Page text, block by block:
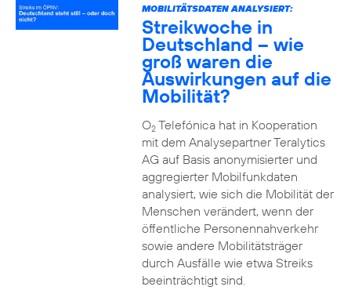
MOBILITÄTSDATEN ANALYSIERT:
Streikwoche in
Deutschland – wie
groß waren die
Auswirkungen auf die
Mobilität?
O2Telefónica hat in Kooperation
mit dem Analysepartner Teralytics
AG auf Basis anonymisierter und
aggregierter Mobilfunkdaten
analysiert, wie sich die Mobilität der
Menschen verändert, wenn der
öffentliche Personennahverkehr
sowie andere Mobilitätsträger
durch Ausfälle wie etwa Streiks
beeinträchtigt sind.